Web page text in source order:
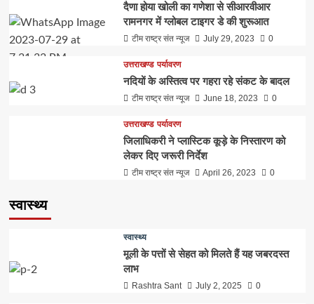
दैणा होया खोली का गणेशा से सीआरवीआर
रामनगर में ग्लोबल टाइगर डे की शुरूआत
टीम राष्ट्र संत न्यूज July 29, 2023 0
उत्तराखण्ड पर्यावरण
नदियों के अस्तित्व पर गहरा रहे संकट के बादल
टीम राष्ट्र संत न्यूज June 18, 2023 0
उत्तराखण्ड पर्यावरण
जिलाधिकरी ने प्लास्टिक कूड़े के निस्तारण को
लेकर दिए जरूरी निर्देश
टीम राष्ट्र संत न्यूज April 26, 2023 0
स्वास्थ्य
स्वास्थ्य
मूली के पत्तों से सेहत को मिलते हैं यह जबरदस्त
लाभ
Rashtra Sant July 2, 2025 0